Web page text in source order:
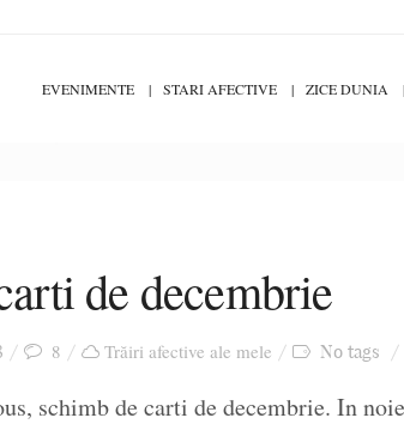
EVENIMENTE STARI AFECTIVE ZICE DUNIA
de decembrie
8 Trăiri afective ale mele No tags
schimb de carti de decembrie. In